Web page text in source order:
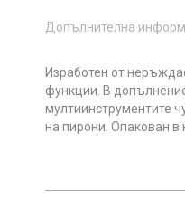
Допълнителна
Изработен от
функции. В
мултиинструментите
на пирони. Опакован в